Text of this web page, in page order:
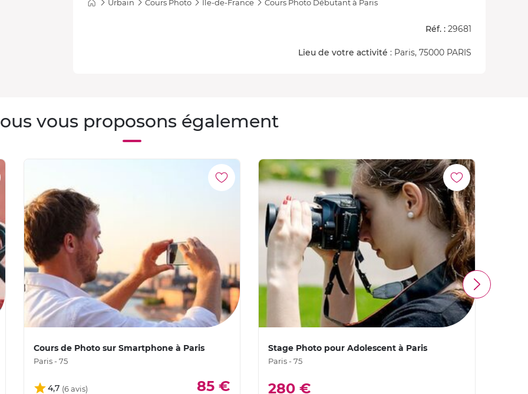
Urbain Cours Photo Ile-de-France Cours Photo Débutant à Paris
Réf. : 29681
Lieu de votre activité : Paris, 75000 PARIS
vous proposons également
Cours de Photo sur Smartphone à Paris
Paris - 75
4,7 85 €
Stage Photo pour Adolescent à Paris
Paris - 75
280 €